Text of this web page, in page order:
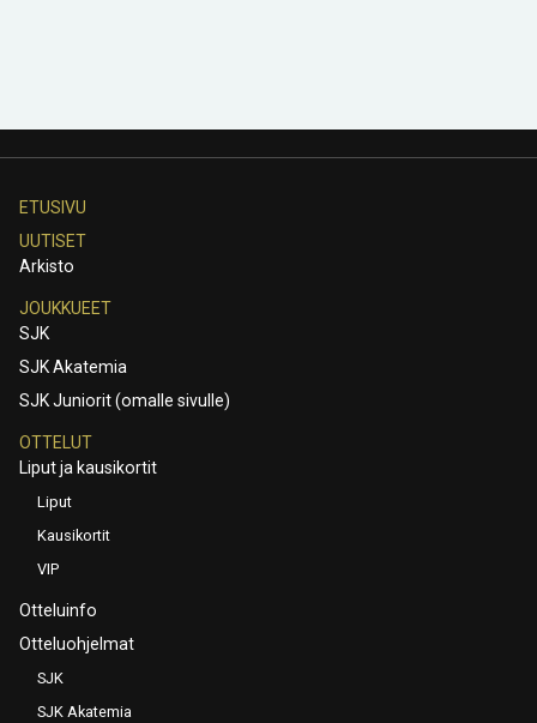
ETUSIVU
UUTISET
Arkisto
JOUKKUEET
SJK
SJK Akatemia
SJK Juniorit (omalle sivulle)
OTTELUT
Liput ja kausikortit
Liput
Kausikortit
VIP
Otteluinfo
Otteluohjelmat
SJK
SJK Akatemia